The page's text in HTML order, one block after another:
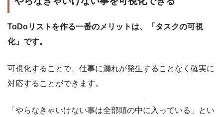
ToDoリストを作る一番のメリットは、「タスクの可視
化」です。
可視化することで、仕事に漏れが発生することなく確実に
対応することができます。
「やらなきゃいけない事は全部頭の中に入っている」とい